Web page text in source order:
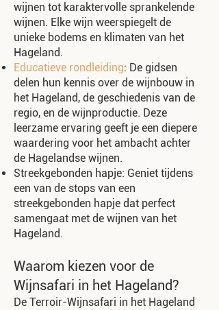
wijnen tot karaktervolle sprankelende
wijnen. Elke wijn weerspiegelt de
unieke bodems en klimaten van het
Hageland.
Educatieve rondleiding: De gidsen
delen hun kennis over de wijnbouw in
het Hageland, de geschiedenis van de
regio, en de wijnproductie. Deze
leerzame ervaring geeft je een diepere
waardering voor het ambacht achter
de Hagelandse wijnen.
Streekgebonden hapje: Geniet tijdens
een van de stops van een
streekgebonden hapje dat perfect
samengaat met de wijnen van het
Hageland.
Waarom kiezen voor de
Wijnsafari in het Hageland?
De Terroir-Wijnsafari in het Hageland